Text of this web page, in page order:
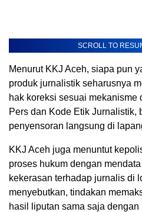
SCROLL TO
Menurut KKJ Aceh, siapa pun
produk jurnalistik seharusnya
hak koreksi sesuai mekanisme
Pers dan Kode Etik Jurnalistik,
penyensoran langsung di
KKJ Aceh juga menuntut
proses hukum dengan
kekerasan terhadap jurnalis di
menyebutkan, tindakan
hasil liputan sama saja